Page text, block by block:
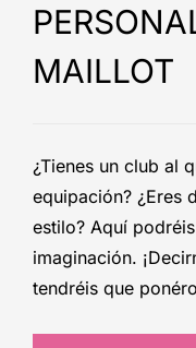
MAILLOT
¿Tienes un club al
equipación? ¿Eres
estilo? Aquí
imaginación.
tendréis que